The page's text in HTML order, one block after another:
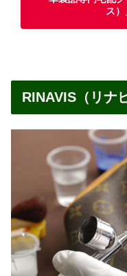
ス
RINAVIS（リナ